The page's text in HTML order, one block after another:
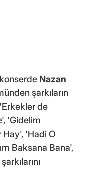
Nazan
şarkıların
de
'Gidelim
Hay', 'Hadi O
Baksana Bana',